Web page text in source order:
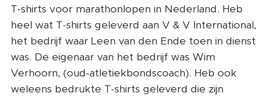
T-shirts voor marathonlopen in Nederland. Heb
heel wat T-shirts geleverd aan V & V International,
het bedrijf waar Leen van den Ende toen in dienst
was. De eigenaar van het bedrijf was Wim
Verhoorn, (oud-atletiekbondscoach). Heb ook
weleens bedrukte T-shirts geleverd die zijn